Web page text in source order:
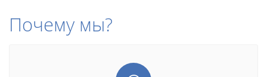
Почему мы?